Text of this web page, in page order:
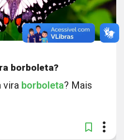
borboleta?
vira borboleta? Mais